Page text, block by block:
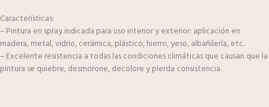
Características:
– Pintura en spray indicada para uso interior y exterior: aplicación en
madera, metal, vidrio, cerámica, plástico, hierro, yeso, albañilería, etc.
– Excelente resistencia a todas las condiciones climáticas que causan que la
pintura se quiebre, desmorone, decolore y pierda consistencia.